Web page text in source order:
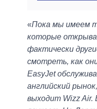
«Пока мы имеем
которые
фактически
смотреть, как
EasyJet
английский
выходит Wizz Air.